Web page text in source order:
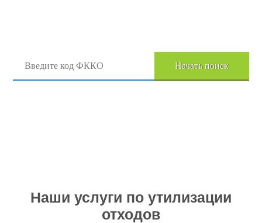
Начать поиск
Наши услуги по утилизации
отходов